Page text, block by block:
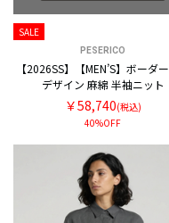
SALE
PESERICO
【2026SS】【MEN’S】ボーダ
デザイン 麻綿 半袖ニット
￥58,740(税込)
40%OFF